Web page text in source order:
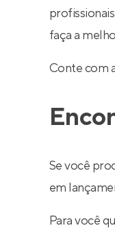
faça a
Conte com
Se você
em
Para você